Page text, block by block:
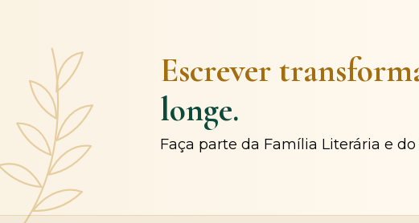
Escrever
longe.
Faça parte da Família Literária e